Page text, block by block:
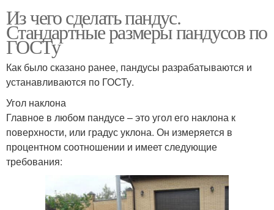
Из чего сделать пандус.
Стандартные размеры пандусов по
ГОСТу
Как было сказано ранее, пандусы разрабатываются и
устанавливаются по ГОСТу.
Угол наклона
Главное в любом пандусе – это угол его наклона к
поверхности, или градус уклона. Он измеряется в
процентном соотношении и имеет следующие
требования: